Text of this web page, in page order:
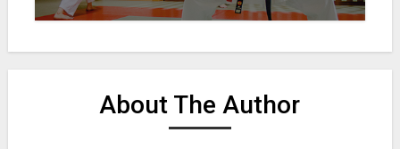
About The Author